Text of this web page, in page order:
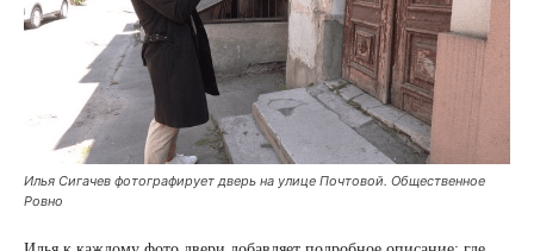
Илья Сигачев фотографирует дверь на улице Почтовой. Общественное
Ровно